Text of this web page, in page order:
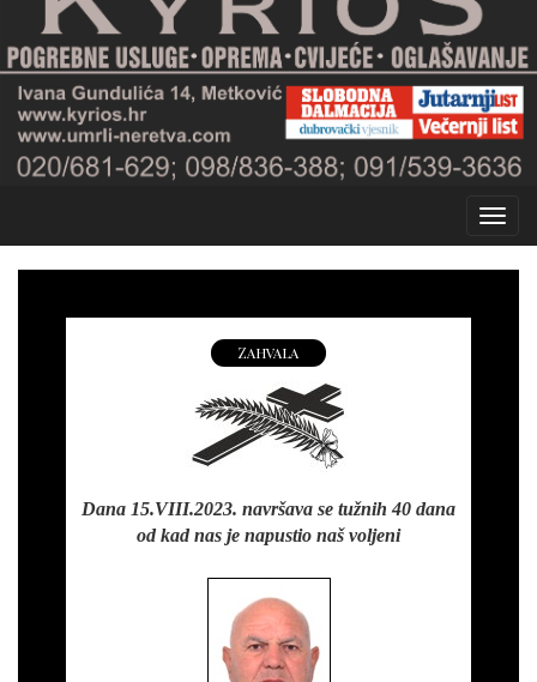
Zahvala
Dana 15.VIII.2023. navršava se tužnih 40 dana
od kad nas je napustio naš voljeni